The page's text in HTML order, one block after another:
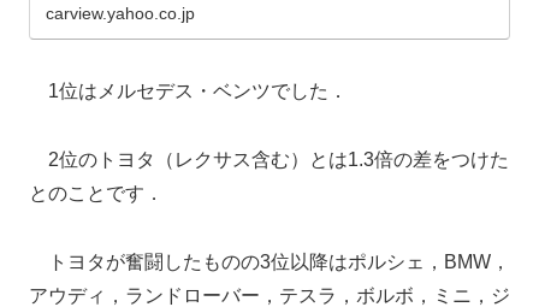
carview.yahoo.co.jp
1位はメルセデス・ベンツでした．
2位のトヨタ（レクサス含む）とは1.3倍の差をつけた
とのことです．
トヨタが奮闘したものの3位以降はポルシェ，BMW，
アウディ，ランドローバー，テスラ，ボルボ，ミニ，ジ